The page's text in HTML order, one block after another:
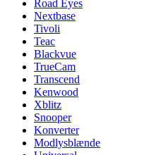
Road Eyes
Nextbase
Tivoli
Teac
Blackvue
TrueCam
Transcend
Kenwood
Xblitz
Snooper
Konverter
Modlysblænde